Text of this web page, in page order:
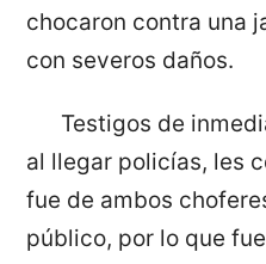
chocaron contra una
con severos daños.
Testigos de
al llegar policías, les
fue de ambos
público, por lo que